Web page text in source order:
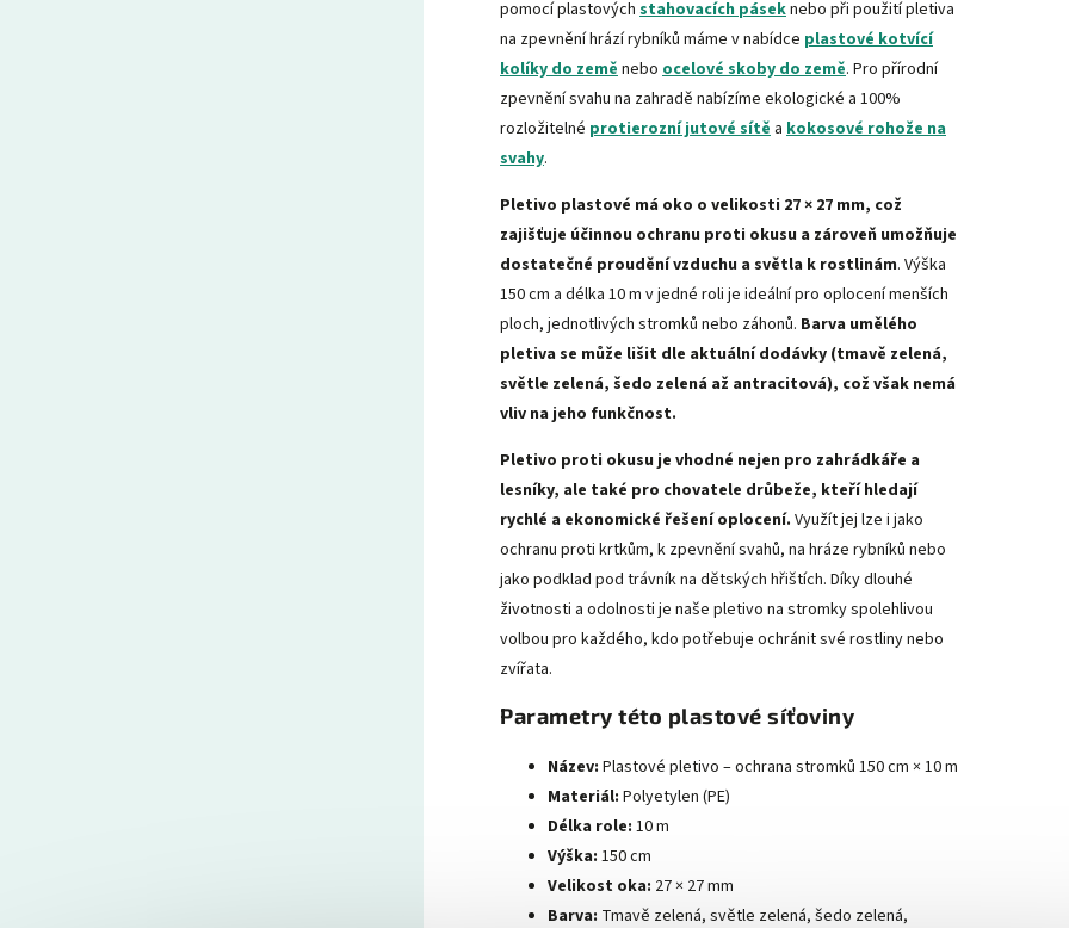
pomocí plastových stahovacích páseknebo při použití pletiva
na zpevnění hrází rybníků máme v nabídce plastové kotvící
kolíky do země nebo ocelové skoby do země. Pro přírodní
zpevnění svahu na zahradě nabízíme ekologické a 100%
rozložitelné protierozní jutové sítě a kokosové rohože na
svahy.
Pletivo plastové má oko o velikosti 27 × 27 mm, což
zajišťuje účinnou ochranu proti okusu a zároveň umožňuje
dostatečné proudění vzduchu a světla k rostlinám. Výška
150 cm a délka 10 m v jedné roli je ideální pro oplocení menších
ploch, jednotlivých stromků nebo záhonů. Barva umělého
pletiva se může lišit dle aktuální dodávky (tmavě zelená,
světle zelená, šedo zelená až antracitová), což však nemá
vliv na jeho funkčnost.
Pletivo proti okusu je vhodné nejen pro zahrádkáře a
lesníky, ale také pro chovatele drůbeže, kteří hledají
rychlé a ekonomické řešení oplocení. Využít jej lze i jako
ochranu proti krtkům, k zpevnění svahů, na hráze rybníků nebo
jako podklad pod trávník na dětských hřištích. Díky dlouhé
životnosti a odolnosti je naše pletivo na stromky spolehlivou
volbou pro každého, kdo potřebuje ochránit své rostliny nebo
zvířata.
Parametry této plastové síťoviny
Název: Plastové pletivo – ochrana stromků 150 cm × 10 m
Materiál: Polyetylen (PE)
Délka role: 10 m
Výška: 150 cm
Velikost oka: 27 × 27 mm
Barva: Tmavě zelená, světle zelená, šedo zelená,